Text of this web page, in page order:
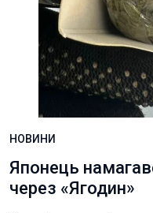
НОВИНИ
Японець
через «Ягодин»